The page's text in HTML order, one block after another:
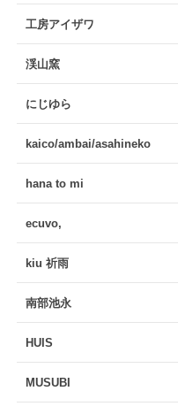
工房アイザワ
渓山窯
にじゆら
kaico/ambai/asahineko
hana to mi
ecuvo,
kiu 祈雨
南部池永
HUIS
MUSUBI